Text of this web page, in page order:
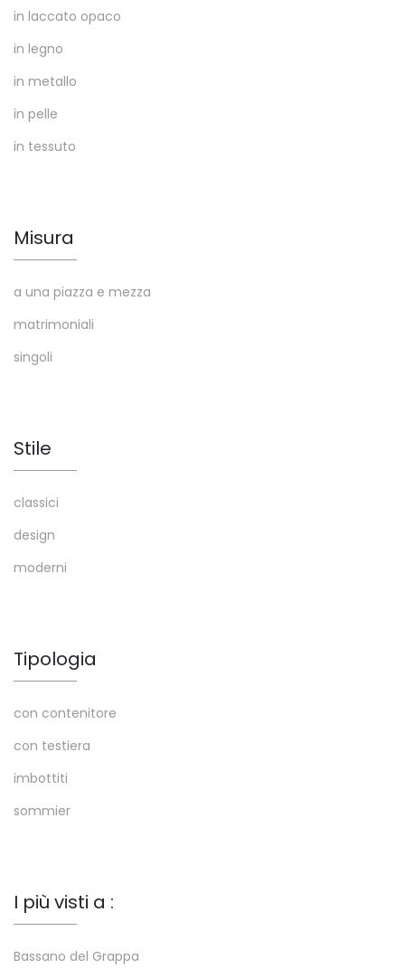
in laccato opaco
in legno
in metallo
in pelle
in tessuto
Misura
a una piazza e mezza
matrimoniali
singoli
Stile
classici
design
moderni
Tipologia
con contenitore
con testiera
imbottiti
sommier
I più visti a :
Bassano del Grappa